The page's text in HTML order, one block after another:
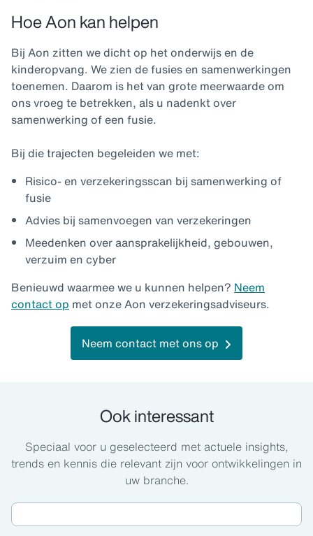
Hoe Aon kan helpen
Bij Aon zitten we dicht op het onderwijs en de
kinderopvang. We zien de fusies en samenwerkingen
toenemen. Daarom is het van grote meerwaarde om
ons vroeg te betrekken, als u nadenkt over
samenwerking of een fusie.
Bij die trajecten begeleiden we met:
Risico- en verzekeringsscan bij samenwerking of
fusie
Advies bij samenvoegen van verzekeringen
Meedenken over aansprakelijkheid, gebouwen,
verzuim en cyber
Benieuwd waarmee we u kunnen helpen? Neem
contact op met onze Aon verzekeringsadviseurs.
Neem contact met ons op
Ook interessant
Speciaal voor u geselecteerd met actuele insights,
trends en kennis die relevant zijn voor ontwikkelingen in
uw branche.